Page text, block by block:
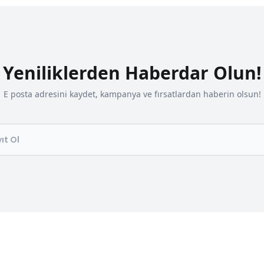
Yeniliklerden Haberdar Olun!
E posta adresini kaydet, kampanya ve fırsatlardan haberin olsun!